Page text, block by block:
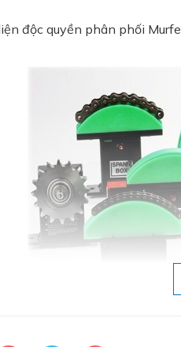
độc quyền phân phối